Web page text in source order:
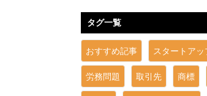
タグ一覧
おすすめ記事 スタートア
労務問題 取引先 商標